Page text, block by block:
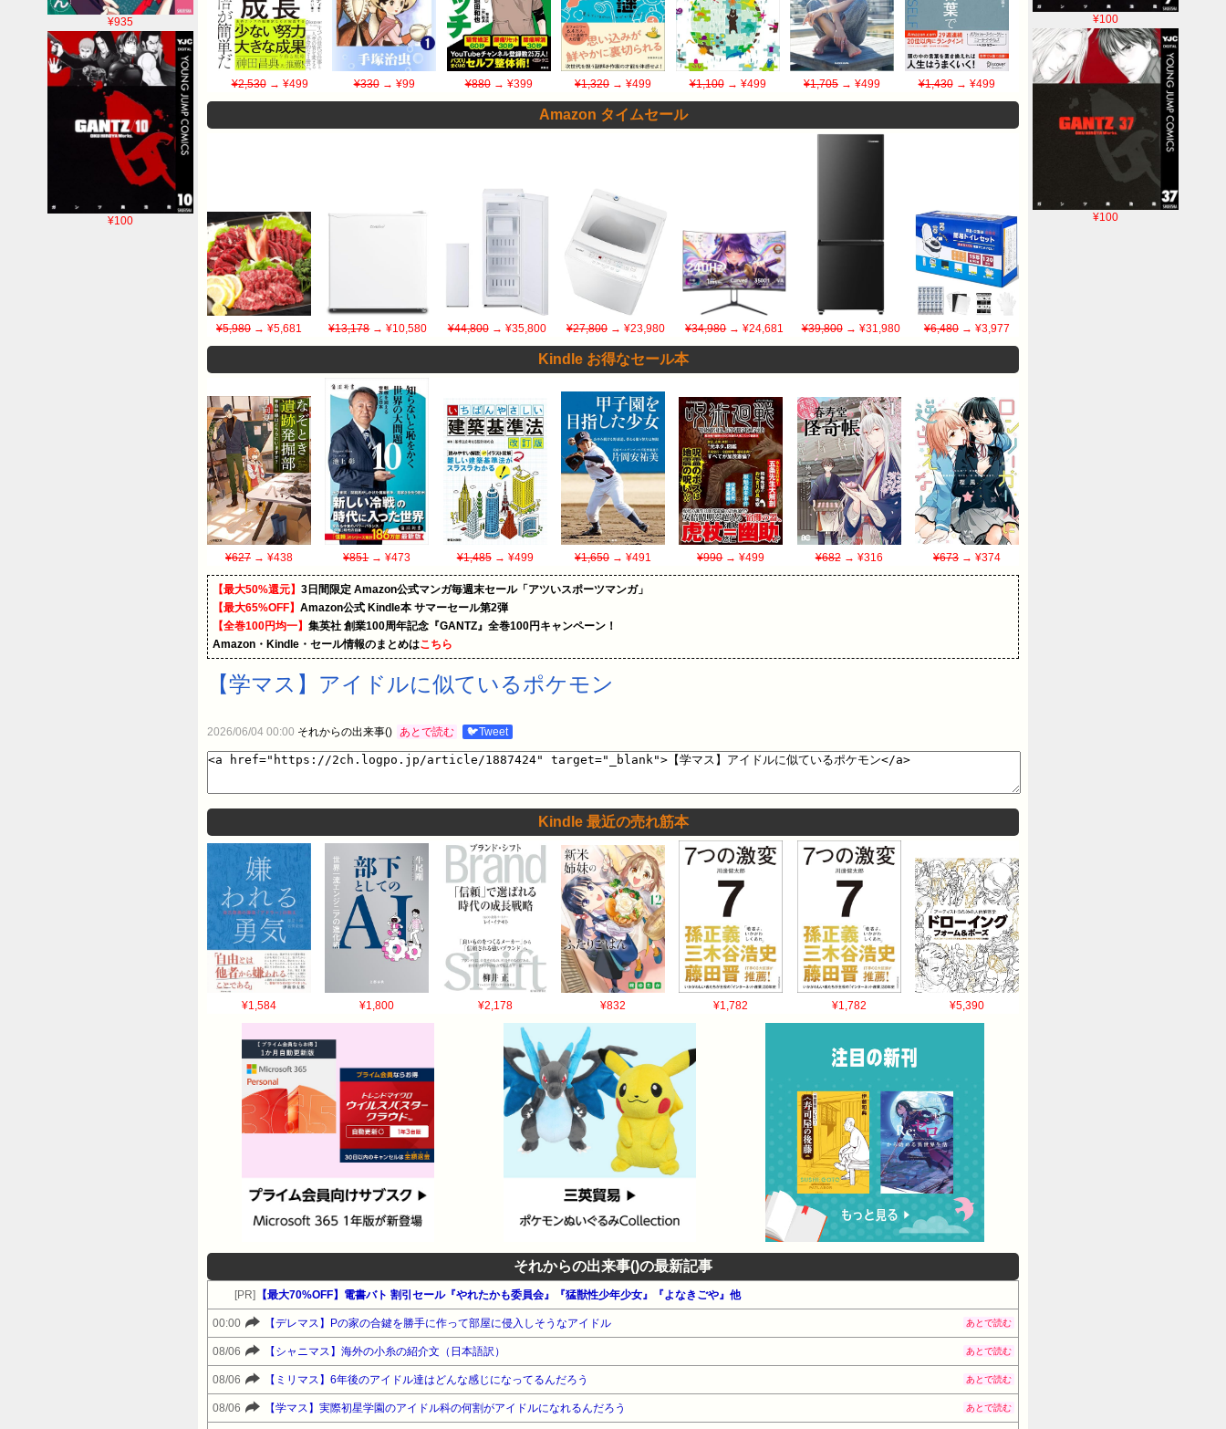
¥100
¥100
¥935
¥100
¥2,530→ ¥499 ¥330→ ¥99 ¥880→ ¥399 ¥1,320 → ¥499 ¥1,100→ ¥499 ¥1,705 → ¥499 ¥1,430→ ¥499
Amazon タイムセール
¥5,980 → ¥5,681 ¥13,178→ ¥10,580 ¥44,800→ ¥35,800 ¥27,800→ ¥23,980 ¥34,980→ ¥24,681 ¥39,800→ ¥31,980 ¥6,480→ ¥3,977
Kindle お得なセール本
¥627 → ¥438 ¥851→ ¥473 ¥1,485→ ¥499 ¥1,650→ ¥491 ¥990→ ¥499 ¥682→ ¥316 ¥673→ ¥374
【最大50%還元】 3日間限定 Amazon公式マンガ毎週末セール「アツいスポーツマンガ」
【最大65%OFF】 Amazon公式 Kindle本 サマーセール第2弾
【全巻100円均一】 集英社 創業100周年記念『GANTZ』全巻100円キャンペーン！
Amazon・Kindle・セール情報のまとめはこちら
【学マス】アイドルに似ているポケモン
2026/06/04 00:00 それからの出来事() あとで読む 🐦Tweet
Kindle 最近の売れ筋本
¥1,584 ¥1,800 ¥2,178 ¥832 ¥1,782 ¥1,782 ¥5,390
それからの出来事()の最新記事
[PR] 【最大70%OFF】電書バト 割引セール『やれたかも委員会』『猛獣性少年少女』『よなきごや』他
00:00 【デレマス】Pの家の合鍵を勝手に作って部屋に侵入しそうなアイドル あとで読む
08/06 【シャニマス】海外の小糸の紹介文（日本語訳） あとで読む
08/06 【ミリマス】6年後のアイドル達はどんな感じになってるんだろう あとで読む
08/06 【学マス】実際初星学園のアイドル科の何割がアイドルになれるんだろう あとで読む